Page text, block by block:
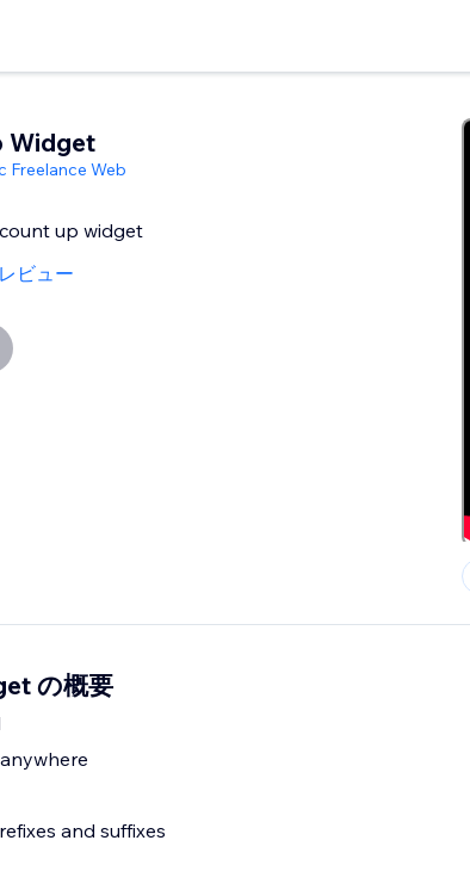
Widget
Freelance Web
up widget
ビュー
の概要
and suffixes